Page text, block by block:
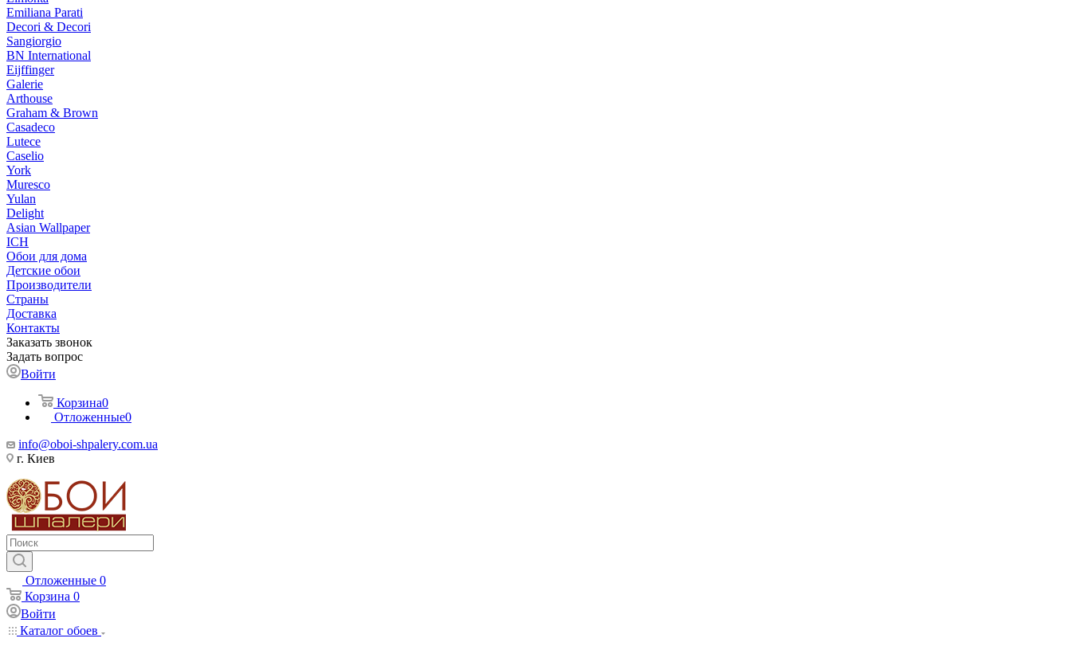
Emiliana Parati
Decori & Decori
Sangiorgio
BN International
Eijffinger
Galerie
Arthouse
Graham & Brown
Casadeco
Lutece
Caselio
York
Muresco
Yulan
Delight
Asian Wallpaper
ICH
Обои для дома
Детские обои
Производители
Страны
Доставка
Контакты
Заказать звонок
Задать вопрос
Войти
Корзина0
Отложенные0
info@oboi-shpalery.com.ua
г. Киев
Отложенные 0
Корзина 0
Войти
Каталог обоев